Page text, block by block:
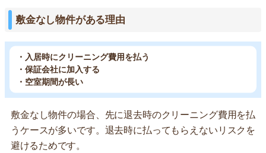
敷金なし物件がある理由
・入居時にクリーニング費用を払う
・保証会社に加入する
・空室期間が長い
敷金なし物件の場合、先に退去時のクリーニング費用を払
うケースが多いです。退去時に払ってもらえないリスクを
避けるためです。